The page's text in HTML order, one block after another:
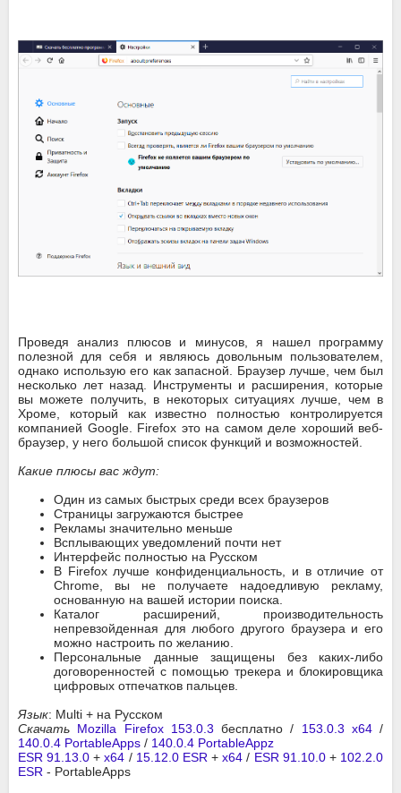
Проведя анализ плюсов и минусов, я нашел программу
полезной для себя и являюсь довольным пользователем,
однако использую его как запасной. Браузер лучше, чем был
несколько лет назад. Инструменты и расширения, которые
вы можете получить, в некоторых ситуациях лучше, чем в
Хроме, который как известно полностью контролируется
компанией Google. Firefox это на самом деле хороший веб-
браузер, у него большой список функций и возможностей.
Какие плюсы вас ждут:
Один из самых быстрых среди всех браузеров
Страницы загружаются быстрее
Рекламы значительно меньше
Всплывающих уведомлений почти нет
Интерфейс полностью на Русском
В Firefox лучше конфиденциальность, и в отличие от
Chrome, вы не получаете надоедливую рекламу,
основанную на вашей истории поиска.
Каталог расширений, производительность
непревзойденная для любого другого браузера и его
можно настроить по желанию.
Персональные данные защищены без каких-либо
договоренностей с помощью трекера и блокировщика
цифровых отпечатков пальцев.
Язык: Multi + на Русском
Скачать Mozilla Firefox 153.0.3 бесплатно / 153.0.3 x64/
140.0.4 PortableApps / 140.0.4 PortableAppz
ESR 91.13.0 +x64 / 15.12.0 ESR +x64 / ESR 91.10.0+ 102.2.0
ESR - PortableApps